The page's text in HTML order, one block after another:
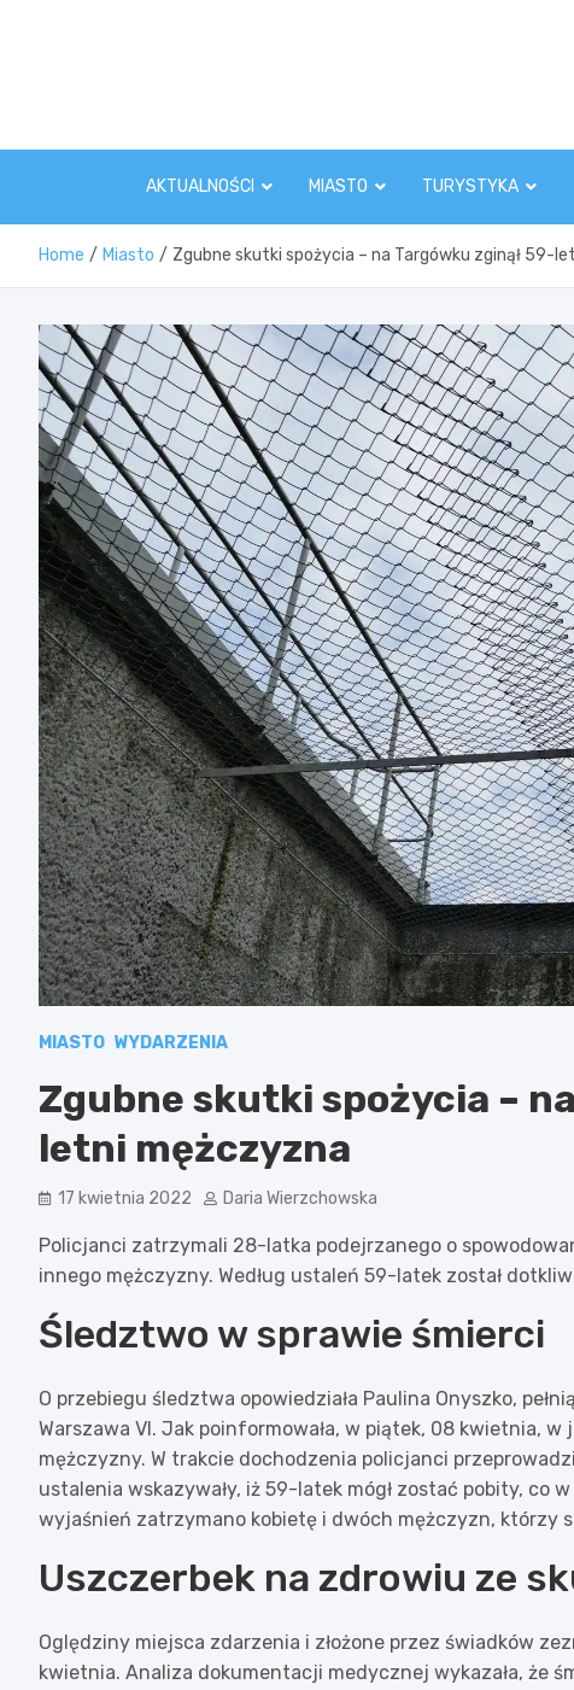
AKTUALNOŚCI MIASTO TURYSTYKA
Home Miasto Zgubne skutki spożycia – na Targówku zginął 59-
MIASTO WYDARZENIA
Zgubne skutki spożycia –
letni mężczyzna
17 kwietnia 2022 Daria Wierzchowska
Policjanci zatrzymali 28-latka podejrzanego o
innego mężczyzny. Według ustaleń 59-latek został
Śledztwo w sprawie śmierci
O przebiegu śledztwa opowiedziała Paulina Onyszko,
Warszawa VI. Jak poinformowała, w piątek, 08 kwietnia,
mężczyzny. W trakcie dochodzenia policjanci
ustalenia wskazywały, iż 59-latek mógł zostać pobity, co
wyjaśnień zatrzymano kobietę i dwóch mężczyzn, którzy
Uszczerbek na zdrowiu ze
Oględziny miejsca zdarzenia i złożone przez świadków
kwietnia. Analiza dokumentacji medycznej wykazała, że